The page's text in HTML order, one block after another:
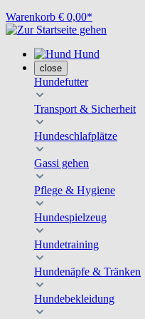
Warenkorb € 0,00*
Hund
close
Hundefutter
Transport & Sicherheit
Hundeschlafplätze
Gassi gehen
Pflege & Hygiene
Hundespielzeug
Hundetraining
Hundenäpfe & Tränken
Hundebekleidung